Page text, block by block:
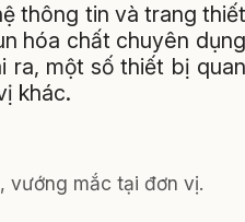
thông tin và trang thiết
hóa chất chuyên dụng
ra, một số thiết bị quan
khác.
vướng mắc tại đơn vị.